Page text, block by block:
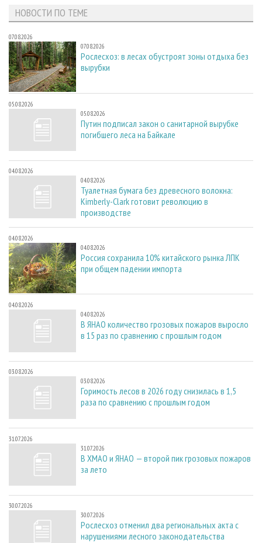
НОВОСТИ ПО ТЕМЕ
07.08.2026
07.08.2026
Рослесхоз: в лесах обустроят зоны отдыха без
вырубки
05.08.2026
05.08.2026
Путин подписал закон о санитарной вырубке
погибшего леса на Байкале
04.08.2026
04.08.2026
Туалетная бумага без древесного волокна:
Kimberly-Clark готовит революцию в
производстве
04.08.2026
04.08.2026
Россия сохранила 10% китайского рынка ЛПК
при общем падении импорта
04.08.2026
04.08.2026
В ЯНАО количество грозовых пожаров выросло
в 15 раз по сравнению с прошлым годом
03.08.2026
03.08.2026
Горимость лесов в 2026 году снизилась в 1,5
раза по сравнению с прошлым годом
31.07.2026
31.07.2026
В ХМАО и ЯНАО — второй пик грозовых пожаров
за лето
30.07.2026
30.07.2026
Рослесхоз отменил два региональных акта с
нарушениями лесного законодательства